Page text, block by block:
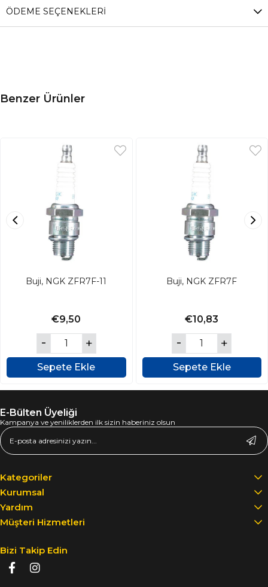
ÖDEME SEÇENEKLERI
Benzer Ürünler
Buji, NGK ZFR7F-11
€9,50
Sepete Ekle
Buji, NGK ZFR7F
€10,83
Sepete Ekle
E-Bülten Üyeliği
Kampanya ve yeniliklerden ilk sizin haberiniz olsun
Kategoriler
Kurumsal
Yardım
Müşteri Hizmetleri
Bizi Takip Edin